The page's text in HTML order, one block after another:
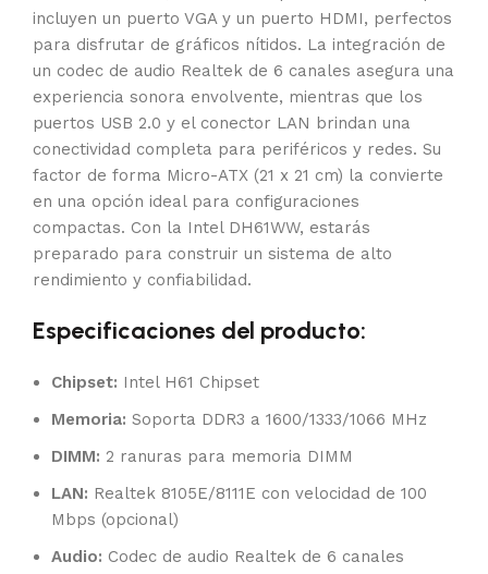
incluyen un puerto VGA y un puerto HDMI, perfectos
para disfrutar de gráficos nítidos. La integración de
un codec de audio Realtek de 6 canales asegura una
experiencia sonora envolvente, mientras que los
puertos USB 2.0 y el conector LAN brindan una
conectividad completa para periféricos y redes. Su
factor de forma Micro-ATX (21 x 21 cm) la convierte
en una opción ideal para configuraciones
compactas. Con la Intel DH61WW, estarás
preparado para construir un sistema de alto
rendimiento y confiabilidad.
Especificaciones del producto:
Chipset: Intel H61 Chipset
Memoria: Soporta DDR3 a 1600/1333/1066 MHz
DIMM: 2 ranuras para memoria DIMM
LAN: Realtek 8105E/8111E con velocidad de 100
Mbps (opcional)
Audio: Codec de audio Realtek de 6 canales